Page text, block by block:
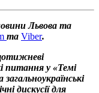
Львова та
та Viber.
питання у «Темі
дискусії для